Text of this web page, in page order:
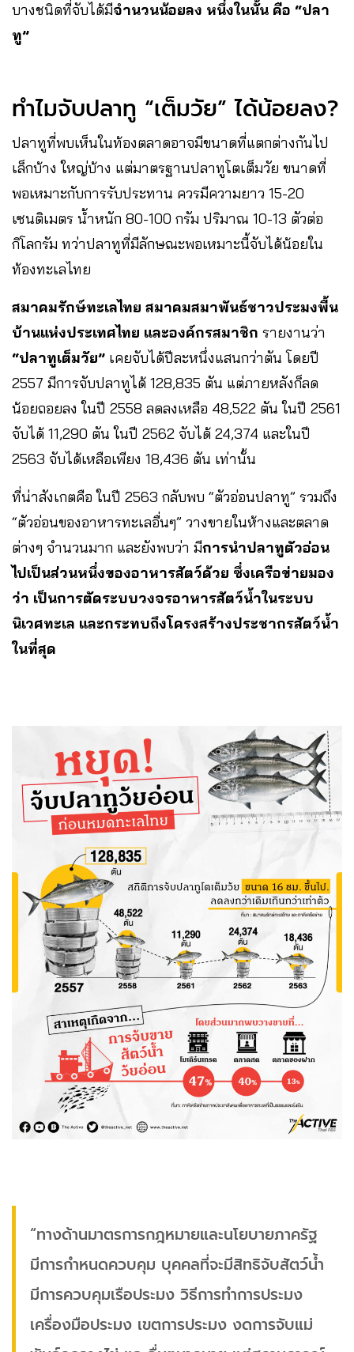
บางชนิดที่จับได้มีจำนวนน้อยลง หนึ่งในนั้น คือ “ปลา
ทู”
ทำไมจับปลาทู “เต็มวัย” ได้น้อยลง?
ปลาทูที่พบเห็นในท้องตลาดอาจมีขนาดที่แตกต่างกันไป
เล็กบ้าง ใหญ่บ้าง แต่มาตรฐานปลาทูโตเต็มวัย ขนาดที่
พอเหมาะกับการรับประทาน ควรมีความยาว 15-20
เซนติเมตร น้ำหนัก 80-100 กรัม ปริมาณ 10-13 ตัวต่อ
กิโลกรัม ทว่าปลาทูที่มีลักษณะพอเหมาะนี้จับได้น้อยใน
ท้องทะเลไทย
สมาคมรักษ์ทะเลไทย สมาคมสมาพันธ์ชาวประมงพื้น
บ้านแห่งประเทศไทย และองค์กรสมาชิก รายงานว่า
“ปลาทูเต็มวัย” เคยจับได้ปีละหนึ่งแสนกว่าตัน โดยปี
2557 มีการจับปลาทูได้ 128,835 ตัน แต่ภายหลังก็ลด
น้อยถอยลง ในปี 2558 ลดลงเหลือ 48,522 ตัน ในปี 2561
จับได้ 11,290 ตัน ในปี 2562 จับได้ 24,374 และในปี
2563 จับได้เหลือเพียง 18,436 ตัน เท่านั้น
ที่น่าสังเกตคือ ในปี 2563 กลับพบ “ตัวอ่อนปลาทู” รวมถึง
“ตัวอ่อนของอาหารทะเลอื่นๆ” วางขายในห้างและตลาด
ต่างๆ จำนวนมาก และยังพบว่า มีการนำปลาทูตัวอ่อน
ไปเป็นส่วนหนึ่งของอาหารสัตว์ด้วย ซึ่งเครือข่ายมอง
ว่า เป็นการตัดระบบวงจรอาหารสัตว์น้ำในระบบ
นิเวศทะเล และกระทบถึงโครงสร้างประชากรสัตว์น้ำ
ในที่สุด
“ทางด้านมาตรการกฎหมายและนโยบายภาครัฐ
มีการกำหนดควบคุม บุคคลที่จะมีสิทธิจับสัตว์น้ำ
มีการควบคุมเรือประมง วิธีการทำการประมง
เครื่องมือประมง เขตการประมง งดการจับแม่